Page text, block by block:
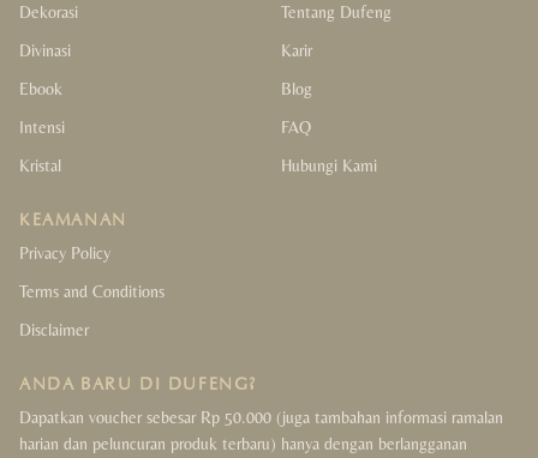
Dekorasi
Divinasi
Ebook
Intensi
Kristal
Tentang Dufeng
Karir
Blog
FAQ
Hubungi Kami
KEAMANAN
Privacy Policy
Terms and Conditions
Disclaimer
ANDA BARU DI DUFENG?
Dapatkan voucher sebesar Rp 50.000 (juga tambahan informasi ramalan
harian dan peluncuran produk terbaru) hanya dengan berlangganan